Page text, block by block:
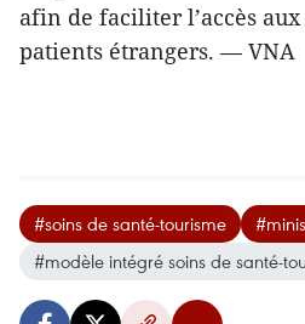
afin de faciliter l’accès
patients étrangers. — VNA
#soins de santé-tourisme
#modèle intégré soins de santé-